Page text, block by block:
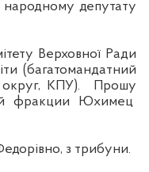
депутату
Верховної Ради
(багатомандатний
округ, КПУ). Прошу
фракции Юхимец
з трибуни.